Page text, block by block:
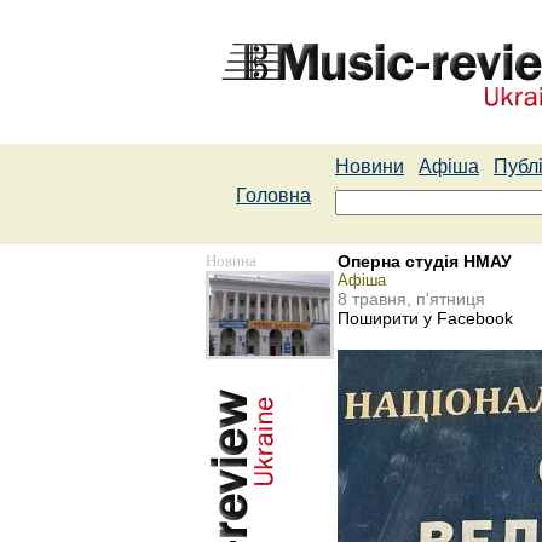
Новини Афіша
Головна
Новина Оперна студія НМАУ
Афіша
8 травня, п'ятниця
Поширити у Facebook